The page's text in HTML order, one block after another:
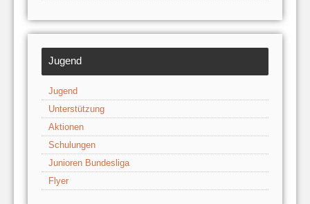
Jugend
Jugend
Unterstützung
Aktionen
Schulungen
Junioren Bundesliga
Flyer